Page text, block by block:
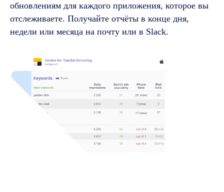
обновлениям для каждого приложения, которое вы
отслеживаете. Получайте отчёты в конце дня,
недели или месяца на почту или в Slack.